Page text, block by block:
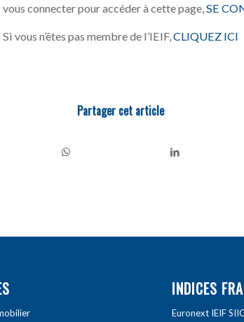
vous connecter pour accéder à cette page, SE
Si vous n’êtes pas membre de l’IEIF,CLIQUEZ ICI
Partager cet article
INDICES
Euronext IEIF